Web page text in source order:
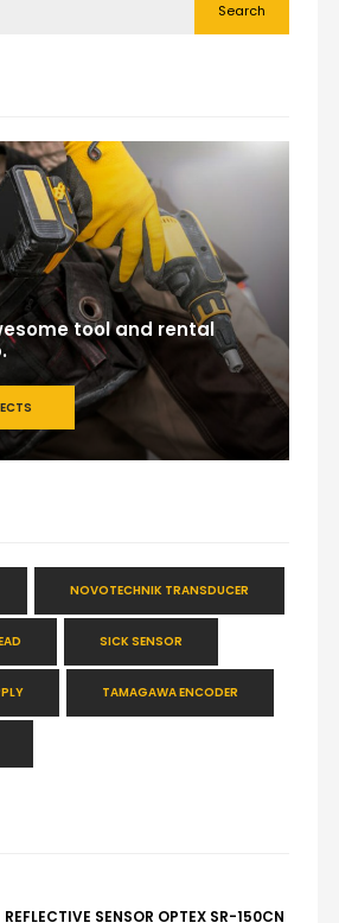
Search
tool and rental
NOVOTECHNIK TRANSDUCER
SICK SENSOR
TAMAGAWA ENCODER
REFLECTIVE SENSOR OPTEX SR-150CN